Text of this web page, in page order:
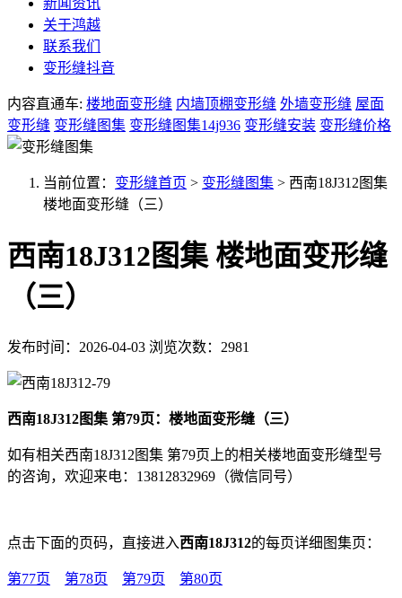
新闻资讯
关于鸿越
联系我们
变形缝抖音
内容直通车: 楼地面变形缝 内墙顶棚变形缝 外墙变形缝 屋面
变形缝 变形缝图集 变形缝图集14j936 变形缝安装 变形缝价格
当前位置： 变形缝首页 > 变形缝图集 > 西南18J312图集
楼地面变形缝（三）
西南18J312图集 楼地面变形缝
（三）
发布时间：2026-04-03 浏览次数：2981
西南18J312图集 第79页：楼地面变形缝（三）
如有相关西南18J312图集 第79页上的相关楼地面变形缝型号
的咨询，欢迎来电：13812832969（微信同号）
点击下面的页码，直接进入西南18J312的每页详细图集页：
第77页 第78页 第79页 第80页